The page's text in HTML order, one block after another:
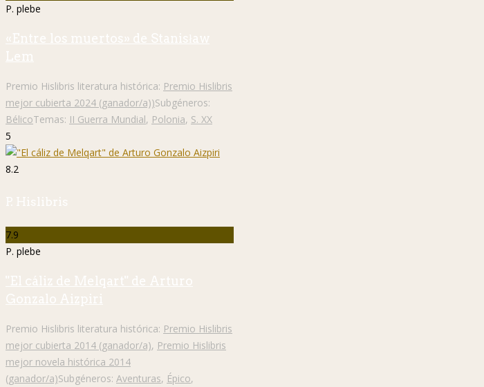
P. plebe
«Entre los muertos» de Stanisław
Lem
Premio Hislibris literatura histórica: Premio Hislibris
mejor cubierta 2024 (ganador/a))Subgéneros:
BélicoTemas: II Guerra Mundial, Polonia, S. XX
5
8.2
P. Hislibris
7.9
P. plebe
"El cáliz de Melqart" de Arturo
Gonzalo Aizpiri
Premio Hislibris literatura histórica: Premio Hislibris
mejor cubierta 2014 (ganador/a), Premio Hislibris
mejor novela histórica 2014
(ganador/a)Subgéneros: Aventuras, Épico,